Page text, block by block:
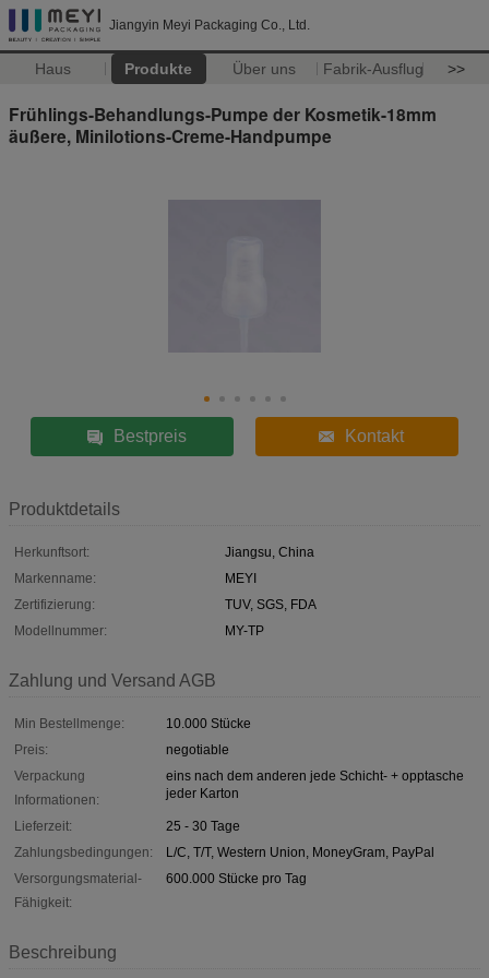
Jiangyin Meyi Packaging Co., Ltd.
Haus Produkte Über uns Fabrik-Ausflug >>
Frühlings-Behandlungs-Pumpe der Kosmetik-18mm
äußere, Minilotions-Creme-Handpumpe
Bestpreis Kontakt
Produktdetails
Herkunftsort:
Jiangsu, China
Markenname:
MEYI
Zertifizierung:
TUV, SGS, FDA
Modellnummer:
MY-TP
Zahlung und Versand AGB
Min Bestellmenge:
10.000 Stücke
Preis:
negotiable
Verpackung
Informationen:
eins nach dem anderen jede Schicht- + opptasche
jeder Karton
Lieferzeit:
25 - 30 Tage
Zahlungsbedingungen:
L/C, T/T, Western Union, MoneyGram, PayPal
Versorgungsmaterial-
Fähigkeit:
600.000 Stücke pro Tag
Beschreibung